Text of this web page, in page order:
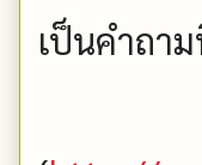
เป็นคำถา